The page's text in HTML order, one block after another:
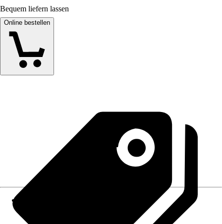
Bequem liefern lassen
Online bestellen